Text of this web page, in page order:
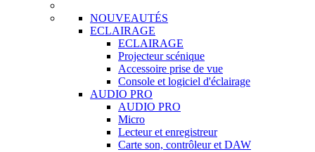
NOUVEAUTÉS
ECLAIRAGE
ECLAIRAGE
Projecteur scénique
Accessoire prise de vue
Console et logiciel d'éclairage
AUDIO PRO
AUDIO PRO
Micro
Lecteur et enregistreur
Carte son, contrôleur et DAW